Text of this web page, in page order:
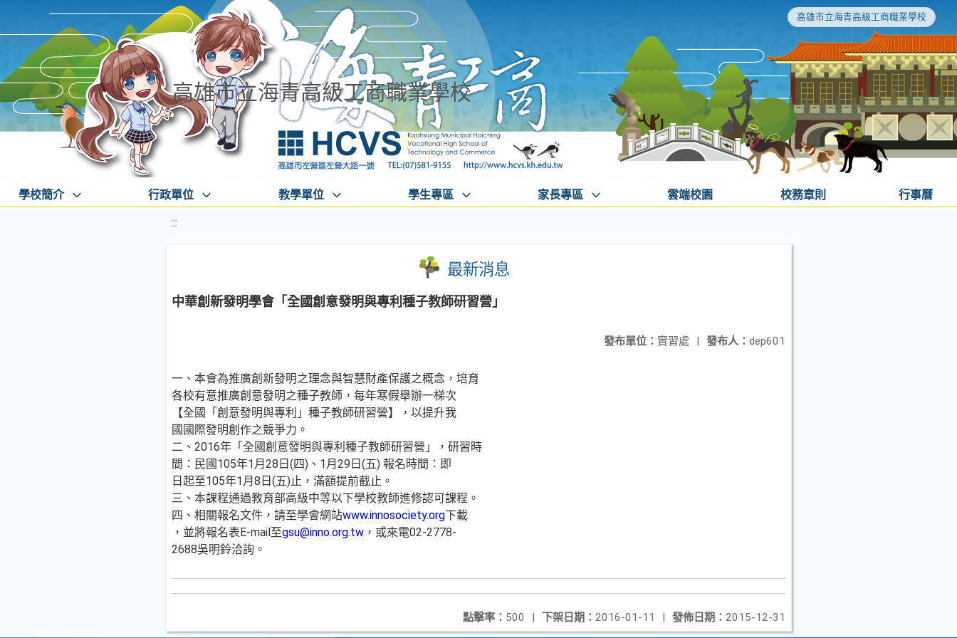
高雄市立海青高級工商職業學校
高雄市立海青高級工商職業學校
學校簡介 行政單位 教學單位 學生專區 家長專區 雲端校園 校務章則 行事曆
:::
最新消息
中華創新發明學會「全國創意發明與專利種子教師研習營」
發布人： dep601
發布單位： 實習處 |
一、本會為推廣創新發明之理念與智慧財產保護之概念，培育
各校有意推廣創意發明之種子教師，每年寒假舉辦一梯次
【全國「創意發明與專利」種子教師研習營】，以提升我
國國際發明創作之競爭力。
二、2016年「全國創意發明與專利種子教師研習營」，研習時
間：民國105年1月28日(四)、1月29日(五) 報名時間：即
日起至105年1月8日(五)止，滿額提前截止。
三、本課程通過教育部高級中等以下學校教師進修認可課程。
四、相關報名文件，請至學會網站www.innosociety.org下載
，並將報名表E-mail至gsu@inno.org.tw ，或來電02-2778-
2688吳明鈴洽詢。
發佈日期： 2015-12-31
下架日期： 2016-01-11 |
點擊率： 500 |